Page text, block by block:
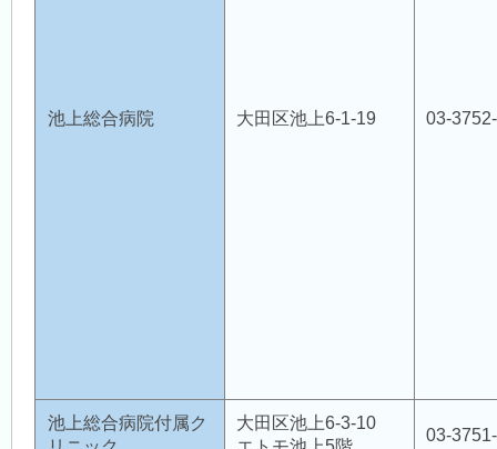
訪問看護ステーション
池上総合病院 大田区池上6-1-19 03-
池上総合病院付属ク
大田区池上6-3-10
03-